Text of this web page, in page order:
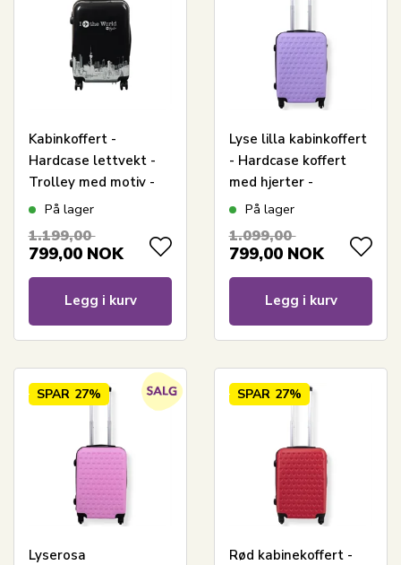
Kabinkoffert -
Hardcase lettvekt -
Trolley med motiv -
New York city - Svart
På lager
1.199,00
799,00 NOK
Legg i kurv
Lyse lilla kabinkoffert
- Hardcase koffert
med hjerter -
Støtsikkert
Reisekoffert
På lager
1.099,00
799,00 NOK
Legg i kurv
SPAR 27%
Lyserosa
SPAR 27%
Rød kabinekoffert -